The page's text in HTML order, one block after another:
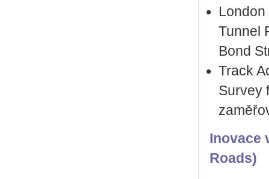
Tunnel
Bond
Track
Survey
Inovace
Roads)